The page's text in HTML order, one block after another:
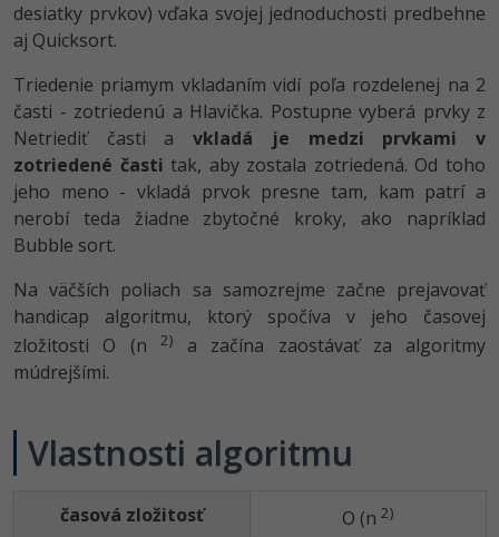
Kotlin
Céčko -80%
VB.NET
SQL
UML
Algoritmy -41%
Umelá inteligencia -10%
Viac
Fórum
desiatky prvkov) vďaka svojej jednoduchosti predbehne
aj Quicksort.
Triedenie priamym vkladaním vidí poľa rozdelenej na 2
časti - zotriedenú a Hlavička. Postupne vyberá prvky z
Netriediť časti avkladá je medzi prvkami v
zotriedené časti tak, aby zostala zotriedená. Od toho
jeho meno - vkladá prvok presne tam, kam patrí a
nerobí teda žiadne zbytočné kroky, ako napríklad
Bubble sort.
Na väčších poliach sa samozrejme začne prejavovať
handicap algoritmu, ktorý spočíva v jeho časovej
zložitosti O (n
2)
a začína zaostávať za algoritmy
múdrejšími.
Vlastnosti algoritmu
časová zložitosť O (n 2)